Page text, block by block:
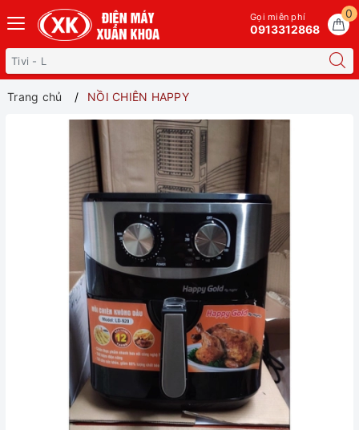
0
Gọi miễn phí
0913312868
Trang chủ NỒI CHIÊN HAPPY